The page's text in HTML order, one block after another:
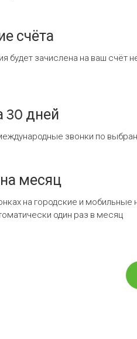
счёта
будет зачислена на ваш счёт
30 дней
звонки по
месяц
на городские и
один раз в месяц